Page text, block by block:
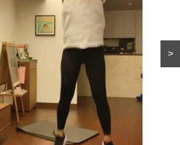
勉強に集中できないの
は“やる気”のせいじゃな
い？プロに学ぶアイケア
Lifestyle
>